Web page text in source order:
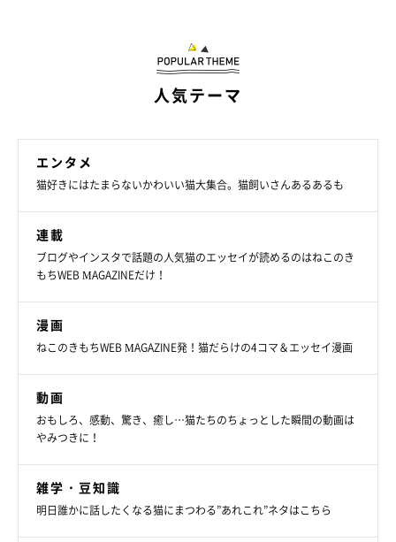
人気テーマ
エンタメ
猫好きにはたまらないかわいい猫大集合。猫飼いさんあるあるも
連載
ブログやインスタで話題の人気猫のエッセイが読めるのはねこのき
もちWEB MAGAZINEだけ！
漫画
ねこのきもちWEB MAGAZINE発！猫だらけの4コマ＆エッセイ漫画
動画
おもしろ、感動、驚き、癒し…猫たちのちょっとした瞬間の動画は
やみつきに！
雑学・豆知識
明日誰かに話したくなる猫にまつわる”あれこれ”ネタはこちら